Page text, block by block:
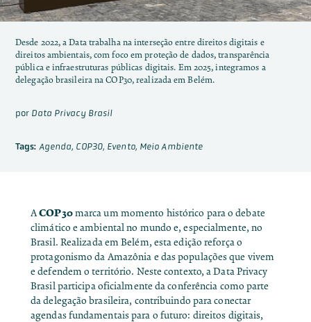
Desde 2022, a Data trabalha na interseção entre direitos digitais e
direitos ambientais, com foco em proteção de dados, transparência
pública e infraestruturas públicas digitais. Em 2025, integramos a
delegação brasileira na COP30, realizada em Belém.
por Data Privacy Brasil
Tags: Agenda, COP30, Evento, Meio Ambiente
ACOP30marca um momento histórico para o debate
climático e ambiental no mundo e, especialmente, no
Brasil. Realizada em Belém, esta edição reforça o
protagonismo da Amazônia e das populações que vivem
e defendem o território. Neste contexto, a Data Privacy
Brasil participa oficialmente da conferência como parte
da delegação brasileira, contribuindo para conectar
agendas fundamentais para o futuro: direitos digitais,